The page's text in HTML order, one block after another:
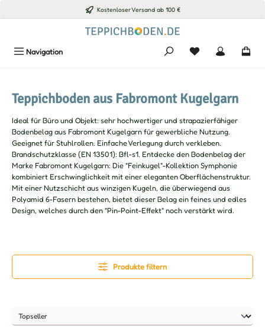
Zum Hauptinhalt springen Kostenloser Versand ab 100 €
Navigation Du hast 0
Teppichboden aus Fabromont Kugelgarn
Ideal für Büro und Objekt: sehr hochwertiger und strapazierfähiger
Bodenbelag aus Fabromont Kugelgarn für gewerbliche Nutzung.
Geeignet für Stuhlrollen. Einfache Verlegung durch verkleben.
Brandschutzklasse (EN 13501): Bfl-s1. Entdecke den Bodenbelag der
Marke Fabromont Kugelgarn: Die "Feinkugel"-Kollektion Symphonie
kombiniert Erschwinglichkeit mit einer eleganten Oberflächenstruktur.
Mit einer Nutzschicht aus winzigen Kugeln, die überwiegend aus
Polyamid 6-Fasern bestehen, bietet dieser Belag ein feines und edles
Design, welches durch den "Pin-Point-Effekt" noch verstärkt wird.
Produkte filtern